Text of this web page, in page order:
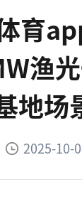
育
渔
地场
2025-10-